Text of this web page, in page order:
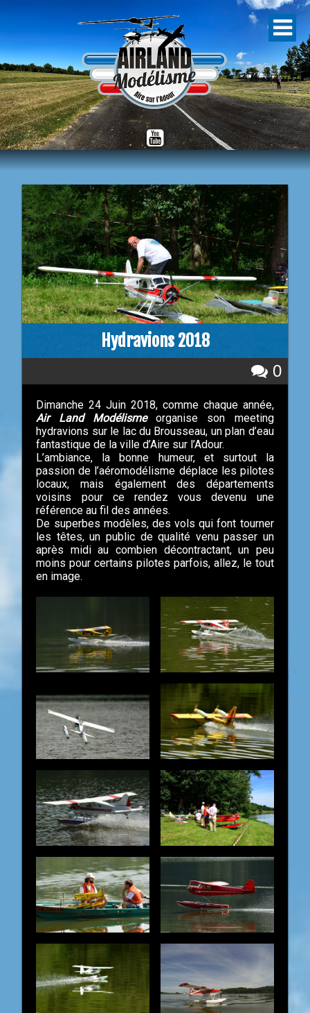
Hydravions 2018
0
Dimanche 24 Juin 2018, comme chaque année,
Air Land Modélismeorganise son meeting
hydravions sur le lac du Brousseau, un plan d’eau
fantastique de la ville d’Aire sur l’Adour.
L’ambiance, la bonne humeur, et surtout la
passion de l’aéromodélisme déplace les pilotes
locaux, mais également des départements
voisins pour ce rendez vous devenu une
référence au fil des années.
De superbes modèles, des vols qui font tourner
les têtes, un public de qualité venu passer un
après midi au combien décontractant, un peu
moins pour certains pilotes parfois, allez, le tout
en image.